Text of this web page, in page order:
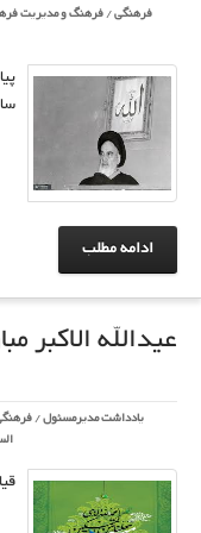
فرهنگی /فرهنگ و مدیریت
ادامه مطلب
عیدالله الاکبر
یادداشت مدیرمسئول /